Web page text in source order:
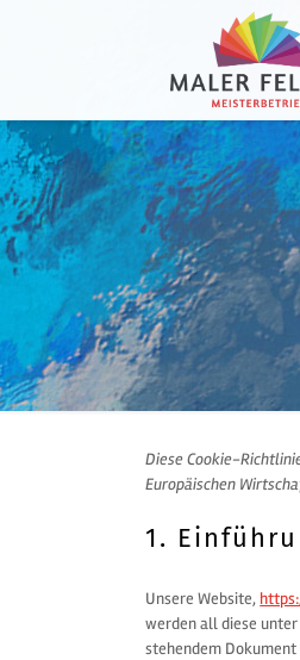
Diese Cookie-
Europäischen
1.
Unsere Website,
werden all diese
stehendem